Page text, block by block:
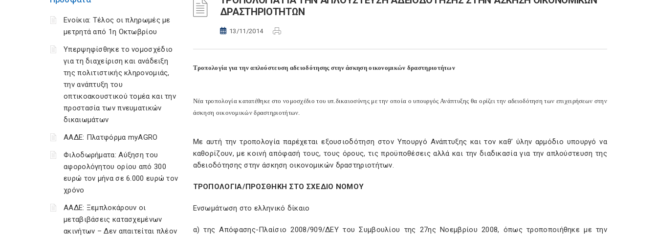
Ενοίκια: Τέλος οι πληρωμές με
μετρητά από 1η Οκτωβρίου
Υπερψηφίσθηκε το νομοσχέδιο
για τη διαχείριση και ανάδειξη
της πολιτιστικής κληρονομιάς,
την ανάπτυξη του
οπτικοακουστικού τομέα και την
προστασία των πνευματικών
δικαιωμάτων
ΑΑΔΕ: Πλατφόρμα myAGRO
Φιλοδωρήματα: Αύξηση του
αφορολόγητου ορίου από 300
ευρώ τον μήνα σε 6.000 ευρώ τον
χρόνο
ΑΑΔΕ: Ξεμπλοκάρουν οι
μεταβιβάσεις κατασχεμένων
ακινήτων – Δεν απαιτείται πλέον
ΔΡΑΣΤΗΡΙΟΤΗΤΩΝ
13/11/2014
Τροπολογία για την απλούστευση αδειοδότησης στην άσκηση οικονομικών δραστηριοτήτων
Νέα τροπολογία κατατέθηκε στο νομοσχέδιο του υπ.δικαιοσύνης με την οποία ο υπουργός Ανάπτυξης θα ορίζει την αδειοδότηση των επιχειρήσεων στην
άσκηση οικονομικών δραστηριοτήτων.
Με αυτή την τροπολογία παρέχεται εξουσιοδότηση στον Υπουργό Ανάπτυξης και τον καθ’ ύλην αρμόδιο υπουργό να
καθορίζουν, με κοινή απόφασή τους, τους όρους, τις προϋποθέσεις αλλά και την διαδικασία για την απλούστευση της
αδειοδότησης στην άσκηση οικονομικών δραστηριοτήτων.
ΤΡΟΠΟΛΟΓΙΑ/ΠΡΟΣΘΗΚΗ ΣΤΟ ΣΧΕΔΙΟ ΝΟΜΟΥ
Ενσωμάτωση στο ελληνικό δίκαιο
α) της Απόφασης-Πλαίσιο 2008/909/ΔΕΥ του Συμβουλίου της 27ης Νοεμβρίου 2008, όπως τροποποιήθηκε με την